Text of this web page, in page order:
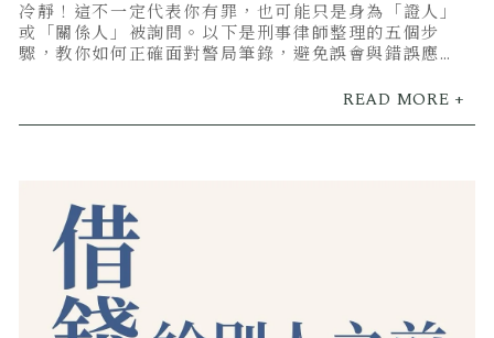
冷靜！這不一定代表你有罪，也可能只是身為「證人」
或「關係人」被詢問。以下是刑事律師整理的五個步
驟，教你如何正確面對警局筆錄，避免誤會與錯誤應